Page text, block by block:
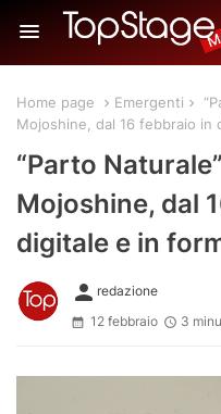
Home page Emergenti
Mojoshine, dal 16 febbraio in
“Parto
Mojoshine, dal
digitale e in
person redazione
12 febbraio
3